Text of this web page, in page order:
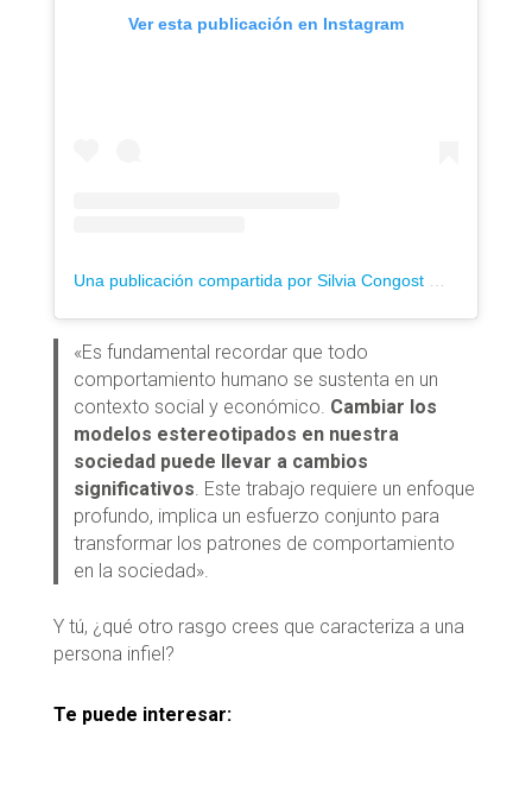
Ver esta publicación en Instagram
«Es fundamental recordar que todo
comportamiento humano se sustenta en un
contexto social y económico. Cambiar los
modelos estereotipados en nuestra
sociedad puede llevar a cambios
significativos . Este trabajo requiere un enfoque
profundo, implica un esfuerzo conjunto para
transformar los patrones de comportamiento
en la sociedad».
Y tú, ¿qué otro rasgo crees que caracteriza a una
persona infiel?
Te puede interesar: